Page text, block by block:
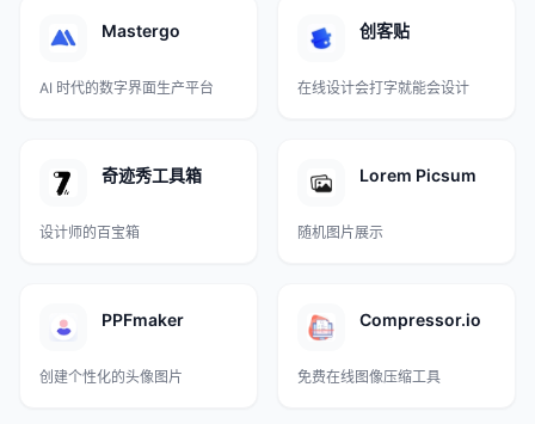
Mastergo
AI 时代的数字界面生产平台
创客贴
在线设计会打字就能会设计
奇迹秀工具箱
设计师的百宝箱
Lorem Picsum
随机图片展示
PPFmaker
创建个性化的头像图片
Compressor.io
免费在线图像压缩工具